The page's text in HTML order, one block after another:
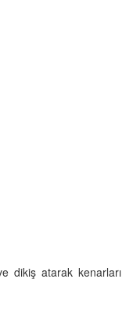
dikiş atarak kenarları